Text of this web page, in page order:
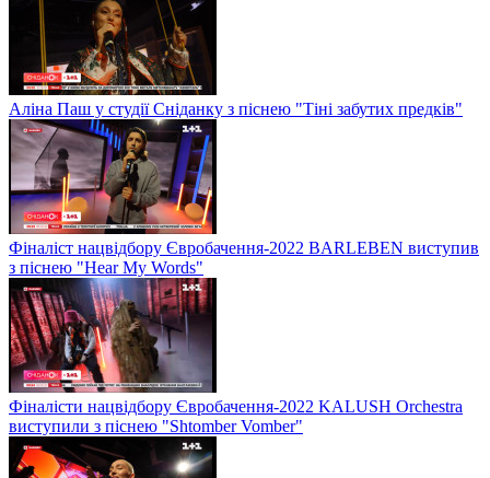
Аліна Паш у студії Сніданку з піснею "Тіні забутих предків"
Фіналіст нацвідбору Євробачення-2022 BARLEBEN виступив
з піснею "Hear My Words"
Фіналісти нацвідбору Євробачення-2022 KALUSH Orchestra
виступили з піснею "Shtomber Vomber"